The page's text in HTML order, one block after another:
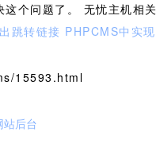
问题了。 无忧主机相关
跳转链接 PHPCMS中实
15593.html
后台